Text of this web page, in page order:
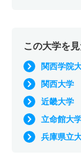
この大学を
関西学院
関西大学
近畿大学
立命館大
兵庫県立